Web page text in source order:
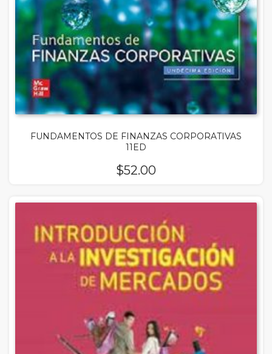
FUNDAMENTOS DE FINANZAS CORPORATIVAS
11ED
$52.00